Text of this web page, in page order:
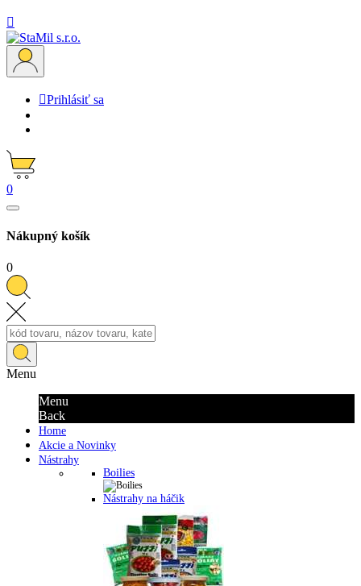

Prihlásiť sa
0
Nákupný košík
0
Menu
Menu
Back
Home
Akcie a Novinky
Nástrahy
Boilies
Nástrahy na háčik